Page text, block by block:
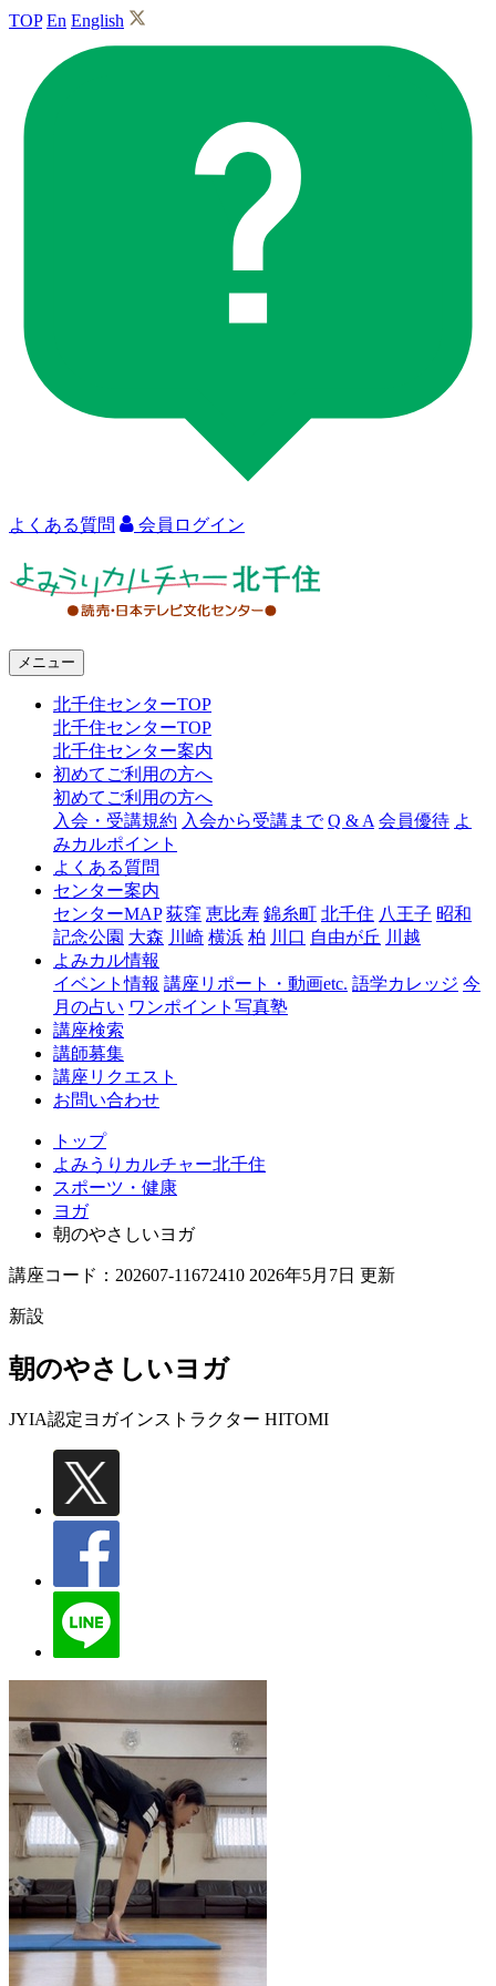
TOP En English
よくある質問 会員ログイン
ャ
千
メニュー
北千住センターTOP
北千住センターTOP
北千住センター案内
初めてご利用の方へ
初めてご利用の方へ
入会・受講規約 入会から受講まで Q & A 会員優待 よ
みカルポイント
よくある質問
センター案内
センターMAP 荻窪 恵比寿 錦糸町 北千住 八王子 昭和
記念公園 大森 川崎 横浜 柏 川口 自由が丘 川越
よみカル情報
イベント情報 講座リポート・動画etc. 語学カレッジ 今
月の占い ワンポイント写真塾
講座検索
講師募集
講座リクエスト
お問い合わせ
トップ
よみうりカルチャー北千住
スポーツ・健康
ヨガ
朝のやさしいヨガ
講座コード：202607-11672410 2026年5月7日 更新
新設
朝のやさしいヨガ
JYIA認定ヨガインストラクター HITOMI